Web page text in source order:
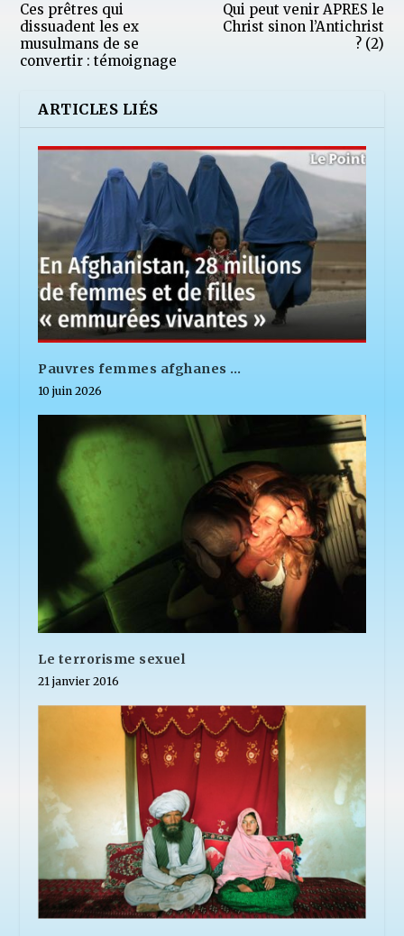
Ces prêtres qui
dissuadent les ex
musulmans de se
convertir : témoignage
Qui peut venir APRES le
Christ sinon l’Antichrist
? (2)
ARTICLES LIÉS
Pauvres femmes afghanes …
10 juin 2026
Le terrorisme sexuel
21 janvier 2016